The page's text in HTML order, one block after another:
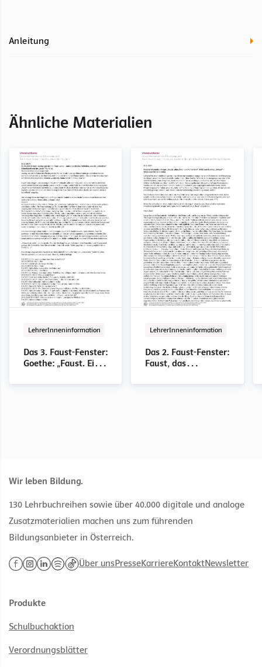
Anleitung
Ähnliche Materialien
LehrerInneninformation
Das 3. Faust-Fenster:
Goethe: „Faust. Eine
LehrerInneninformation
Das 2. Faust-Fenster:
Faust, das
enttäuschte Sturm-
Wir leben Bildung.
130 Lehrbuchreihen sowie über 40.000 digitale und analoge
Zusatzmaterialien machen uns zum führenden
Bildungsanbieter in Österreich.
Über unsPresseKarriereKontaktNewsletter
Produkte
Schulbuchaktion
Verordnungsblätter